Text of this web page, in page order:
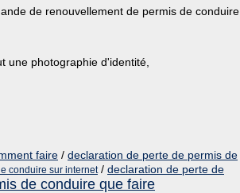
de renouvellement de permis de conduire
une photographie d'identité,
faire / declaration de perte de permis de
conduire sur internet/ declaration de perte de
de conduire que faire